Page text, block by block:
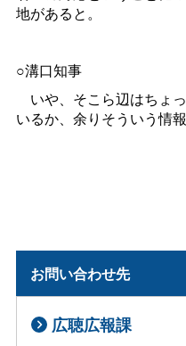
地があると。
○溝口知事
いや、そこら辺はちょ
いるか、余りそういう情
お問い合わせ先
広聴広報課